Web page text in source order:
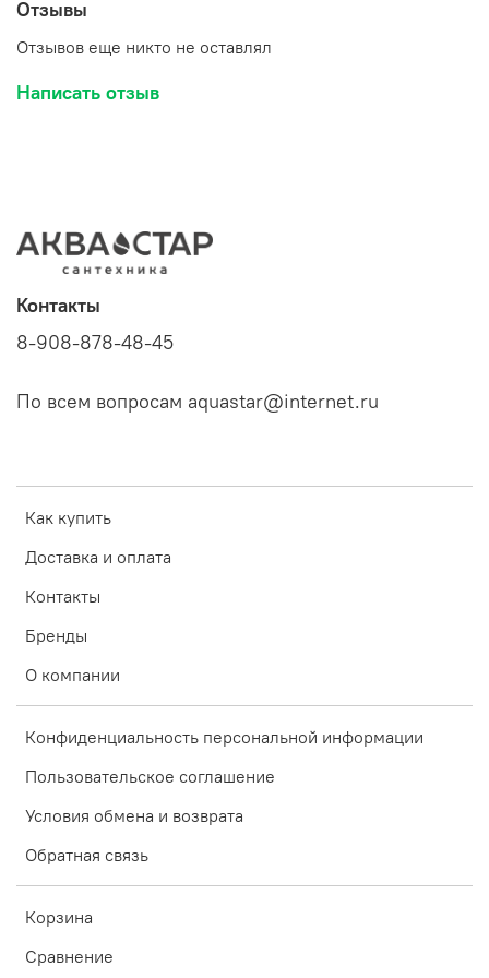
Отзывы
Отзывов еще никто не оставлял
Написать отзыв
Как купить
Доставка и оплата
Контакты
Бренды
О компании
Конфиденциальность персональной информации
Пользовательское соглашение
Условия обмена и возврата
Обратная связь
Корзина
Сравнение
Контакты
8-908-878-48-45
По всем вопросам aquastar@internet.ru